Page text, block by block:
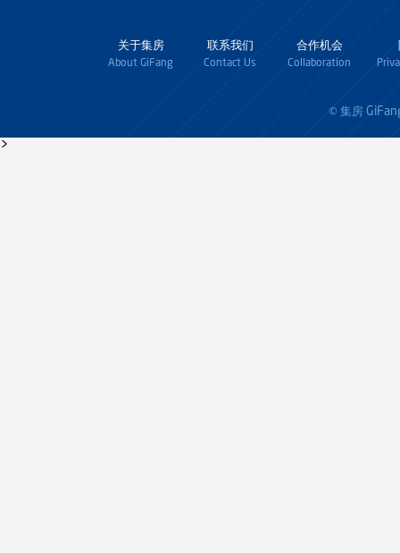
关于集房
About GiFang
联系我们
Contact Us
合作机会
Collaboration
© 集房
>